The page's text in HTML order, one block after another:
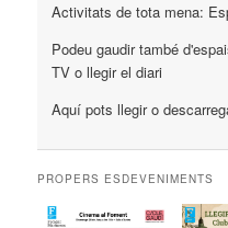
Activitats de tota mena:
Podeu gaudir també
TV o llegir el diari
Aquí pots llegir o
PROPERS ESDEVENIMENTS